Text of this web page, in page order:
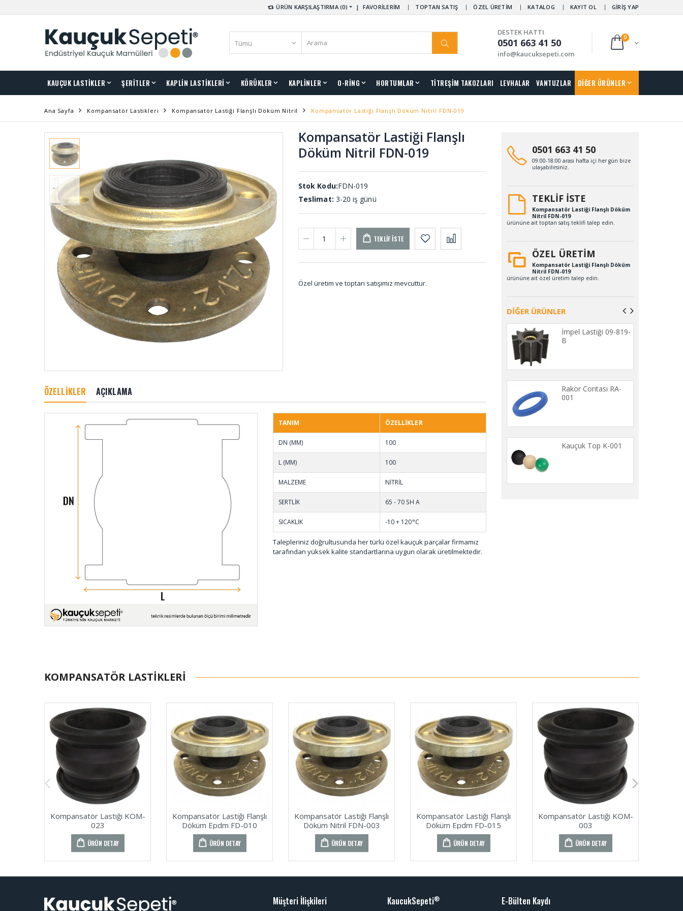
ÜRÜN KARŞILAŞTIRMA (0) | FAVORİLERİM TOPTAN SATIŞ ÖZEL ÜRETİM KATALOG KAYIT OL GİRİŞ YAP
DESTEK HATTI
0501 663 41 50
info@kaucuksepeti.com
0
KAUÇUK LASTİKLER ŞERİTLER KAPLİN LASTİKLERİ KÖRÜKLER KAPLİNLER O-RİNG HORTUMLAR TİTREŞİM TAKOZLARI LEVHALAR VANTUZLAR DİĞER ÜRÜNLER
Ana Sayfa Kompansatör Lastikleri Kompansatör Lastiği Flanşlı Döküm Nitril Kompansatör Lastiği Flanşlı Döküm Nitril FDN-019
Kompansatör Lastiği Flanşlı
Döküm Nitril FDN-019
Stok Kodu:FDN-019
Teslimat: 3-20 iş günü
TEKLIF İSTE
Özel üretim ve toptan satışımız mevcuttur.
ÖZELLİKLER AÇIKLAMA
TANIM ÖZELLİKLER
DN (MM) 100
L (MM) 100
MALZEME NİTRİL
SERTLİK 65 - 70 SH A
SICAKLIK -10 + 120°C
Talepleriniz doğrultusunda her türlü özel kauçuk parçalar firmamız
tarafından yüksek kalite standartlarına uygun olarak üretilmektedir.
0501 663 41 50
09:00-18:00 arası hafta içi her gün bize
ulaşabilirsiniz.
TEKLİF İSTE
Kompansatör Lastiği Flanşlı Döküm
Nitril FDN-019
ürününe ait toptan satış teklifi talep edin.
ÖZEL ÜRETİM
Kompansatör Lastiği Flanşlı Döküm
Nitril FDN-019
ürününe ait özel üretim talep edin.
DİĞER ÜRÜNLER
MEL-001
İmpel Lastiği 09-819-
B
Rakor Contası RA-
001
Kauçuk Top K-001
KOMPANSATÖR LASTIKLERI
Kompansatör Lastiği KOM-
023
ÜRÜN DETAY
Kompansatör Lastiği Flanşlı
Döküm Epdm FD-010
ÜRÜN DETAY
Kompansatör Lastiği Flanşlı
Döküm Nitril FDN-003
ÜRÜN DETAY
Kompansatör Lastiği Flanşlı
Döküm Epdm FD-015
ÜRÜN DETAY
Kompansatör Lastiği KOM-
003
ÜRÜN DETAY
Müşteri İlişkileri KaucukSepeti® E-Bülten Kaydı